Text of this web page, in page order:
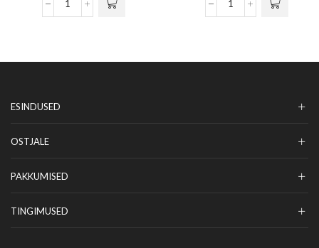
ESINDUSED
OSTJALE
PAKKUMISED
TINGIMUSED